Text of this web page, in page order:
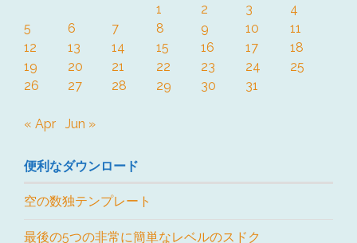
1
2 3
4
5
6 7 8 9 10
11
12
13 14 15 16 17
18
19
20 21 22 23 24
25
26
27 28 29 30 31
« Apr Jun »
便利なダウンロード
空の数独テンプレート
最後の5つの非常に簡単なレベルのスドク